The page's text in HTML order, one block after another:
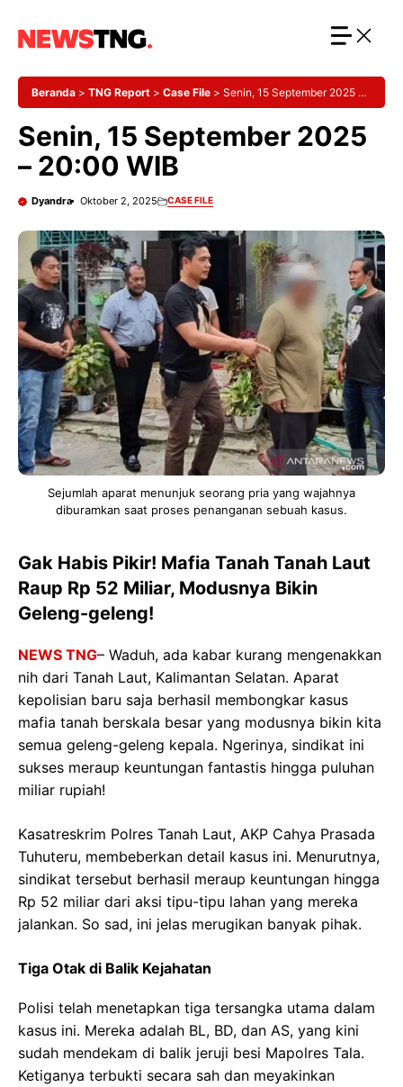
Beranda > TNG Report > Case File > Senin, 15 September 2025 –
Senin, 15 September 2025
– 20:00 WIB
Dyandra Oktober 2, 2025 CASE FILE
Sejumlah aparat menunjuk seorang pria yang wajahnya
diburamkan saat proses penanganan sebuah kasus.
Gak Habis Pikir! Mafia Tanah Tanah Laut
Raup Rp 52 Miliar, Modusnya Bikin
Geleng-geleng!
NEWS TNG– Waduh, ada kabar kurang mengenakkan
nih dari Tanah Laut, Kalimantan Selatan. Aparat
kepolisian baru saja berhasil membongkar kasus
mafia tanah berskala besar yang modusnya bikin kita
semua geleng-geleng kepala. Ngerinya, sindikat ini
sukses meraup keuntungan fantastis hingga puluhan
miliar rupiah!
Kasatreskrim Polres Tanah Laut, AKP Cahya Prasada
Tuhuteru, membeberkan detail kasus ini. Menurutnya,
sindikat tersebut berhasil meraup keuntungan hingga
Rp 52 miliar dari aksi tipu-tipu lahan yang mereka
jalankan. So sad, ini jelas merugikan banyak pihak.
Tiga Otak di Balik Kejahatan
Polisi telah menetapkan tiga tersangka utama dalam
kasus ini. Mereka adalah BL, BD, dan AS, yang kini
sudah mendekam di balik jeruji besi Mapolres Tala.
Ketiganya terbukti secara sah dan meyakinkan